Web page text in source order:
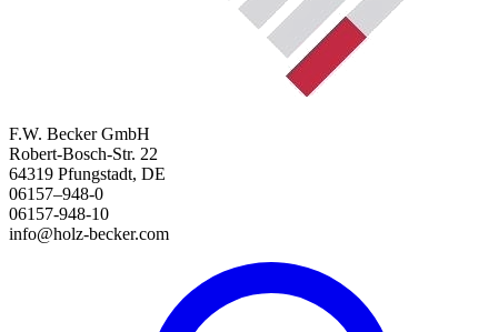
F.W. Becker GmbH
Robert-Bosch-Str. 22
64319 Pfungstadt, DE
06157–948-0
06157-948-10
info@holz-becker.com